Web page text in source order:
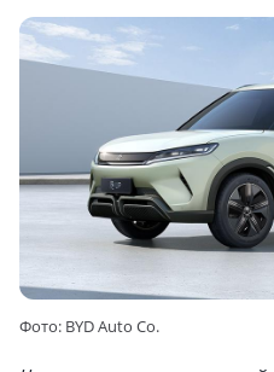
Фото: BYD Auto Co.